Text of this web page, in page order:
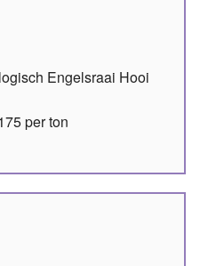
Engelsraai Hooi
per ton